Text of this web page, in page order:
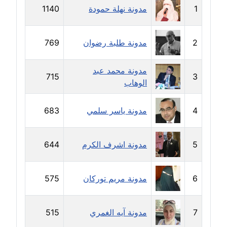
مدونة خولة سعيدان
عاملة
مدونة داليا السعيد
موقوف
مدونة داليا فاروق
عاملة
مدونة داليا نور
عاملة
مدونة دعاء البدري
عاملة
مدونة دعاء الجابي
عاملة
1 مدونة نهلة حمودة 1140
2 مدونة طلبة رضوان 769
3
مدونة محمد عبد
الوهاب
715
4 مدونة ياسر سلمي 683
5 مدونة اشرف الكرم 644
6 مدونة مريم توركان 575
7 مدونة آيه الغمري 515